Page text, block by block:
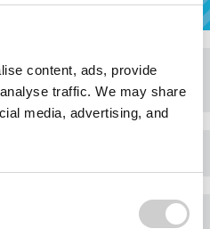
content, ads, provide
traffic. We may share
media, advertising, and